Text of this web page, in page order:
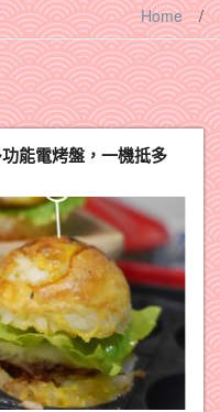
Home /
功能電烤盤，一機抵多